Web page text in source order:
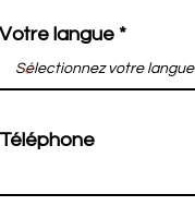
langue